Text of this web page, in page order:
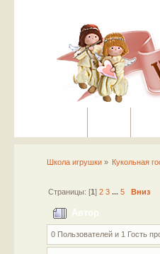
Школа игрушки» Кукольная
Страницы: [1 ] 2 3 ... 5 Вниз
Автор
0 Пользователей и 1 Гость